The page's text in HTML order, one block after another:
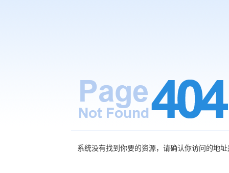
系统没有找到你要的资源，请确认你访问的地